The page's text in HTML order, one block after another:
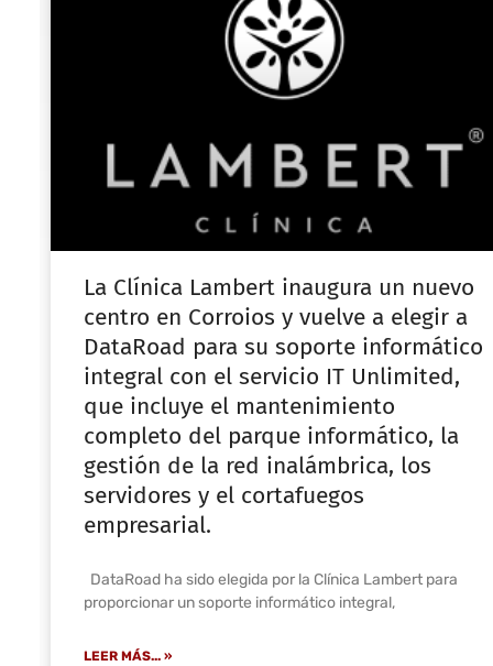
La Clínica Lambert inaugura un nuevo
centro en Corroios y vuelve a elegir a
DataRoad para su soporte informático
integral con el servicio IT Unlimited,
que incluye el mantenimiento
completo del parque informático, la
gestión de la red inalámbrica, los
servidores y el cortafuegos
empresarial.
DataRoad ha sido elegida por la Clínica Lambert para
proporcionar un soporte informático integral,
LEER MÁS... »